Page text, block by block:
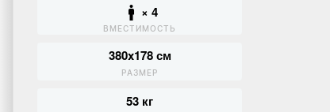
× 4
ВМЕСТИМОСТЬ
380x178 см
РАЗМЕР
53 кг